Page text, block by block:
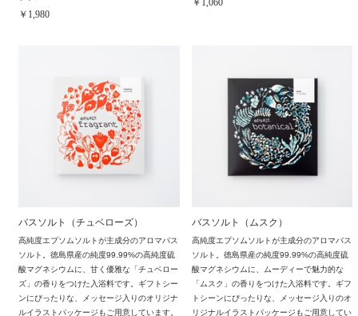
￥1,980
￥1,060
バスソルト（チュベローズ）
高純度エプソムソルトが主成分のアロマバス
ソルト。徳島県産の純度99.99%の高純度硫
酸マグネシウムに、甘く優雅な「チュベロー
ズ」の香りをつけた入浴料です。ギフトシー
ンにぴったりな、メッセージ入りのオリジナ
ルイラストパッケージもご用意しています。
バスソルト（ムスク）
高純度エプソムソルトが主成分のアロマバス
ソルト。徳島県産の純度99.99%の高純度硫
酸マグネシウムに、ムーディーで魅力的な
「ムスク」の香りをつけた入浴料です。ギフ
トシーンにぴったりな、メッセージ入りのオ
リジナルイラストパッケージもご用意してい